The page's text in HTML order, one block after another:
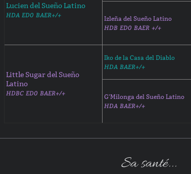
Lucien del Sueño Latino
HDA ED0 BAER+/+ Izleña del Sueño Latino
HDB ED0 BAER +/+
Little Sugar del Sueño
Latino
HDBC ED0 BAER+/+
Iko de la Casa del Diablo
HDA BAER+/+
G'Milonga del Sueño Latino
HDA BAER+/+
Sa santé...